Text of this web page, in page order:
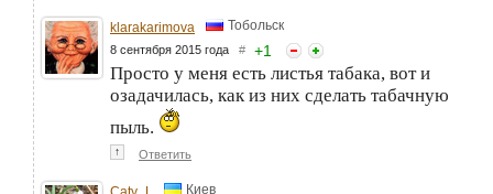
klarakarimova Тобольск
8 сентября 2015 года # +1
Просто у меня есть листья табака, вот и
озадачилась, как из них сделать табачную
пыль.
↑ Ответить
Киев